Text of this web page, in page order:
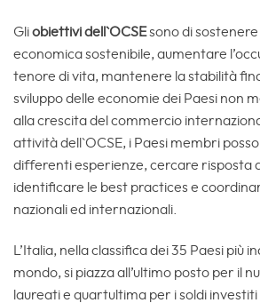
Gliobiettivi dell`OCSEsono di
economica sostenibile, aumentare
tenore di vita, mantenere la stabilità
sviluppo delle economie dei Paesi non
alla crescita del commercio
attività dell`OCSE, i Paesi membri
differenti esperienze, cercare risposta
identificare le best practices e
nazionali ed internazionali.
L’Italia, nella classifica dei 35 Paesi più
mondo, si piazza all’ultimo posto per il
laureati e quartultima per i soldi